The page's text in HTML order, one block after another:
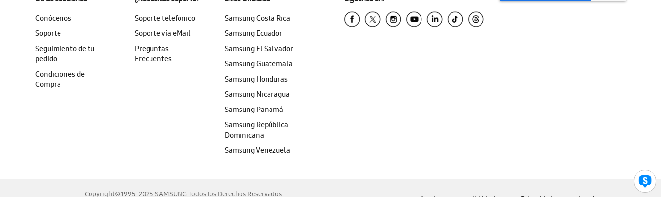
Conócenos
Soporte
Seguimiento de tu
pedido
Condiciones de
Compra
Soporte telefónico
Soporte vía eMail
Preguntas
Frecuentes
Samsung Costa Rica
Samsung Ecuador
Samsung El Salvador
Samsung Guatemala
Samsung Honduras
Samsung Nicaragua
Samsung Panamá
Samsung República
Dominicana
Samsung Venezuela
Copyright© 1995-2025 SAMSUNG Todos los Derechos Reservados.
Ayuda para accesibilidad Privacidad Legal